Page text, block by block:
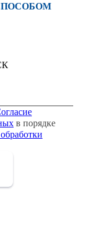
в порядке